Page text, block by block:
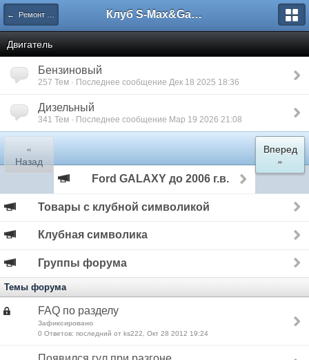
← Ремонт и эксплуатация Клуб S-Max&Galaxy
Двигатель
Бензиновый
257 Тем · Последнее сообщение Дек 18 2025 18:36
Дизельный
341 Тем · Последнее сообщение Мар 19 2026 21:08
«
Назад
Вперед
»
Ford GALAXY до 2006 г.в.
Товары с клубной символикой
Клубная символика
Группы форума
Темы форума
FAQ по разделу
Зафиксировано
0 Ответов: последний от ks222, Окт 28 2012 19:24